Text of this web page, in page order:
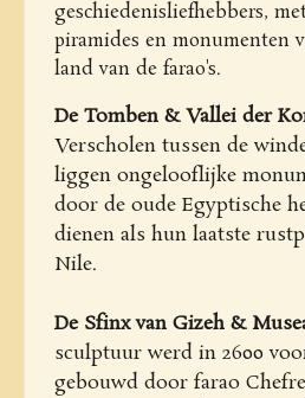
geschiedenisliefhebbers,
piramides en monumenten
land van de farao's.
De Tomben & Vallei der
Verscholen tussen de
liggen ongelooflijke
door de oude Egyptische
dienen als hun laatste
Nile.
De Sfinx van Gizeh &
sculptuur werd in 2600
gebouwd door farao